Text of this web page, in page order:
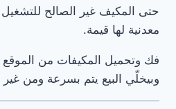
حتى المكيف غير الصالح
معدنية لها قيمة.
فك وتحميل المكيفات من الموقع
وبيخلّي البيع يتم بسرعة ومن غير